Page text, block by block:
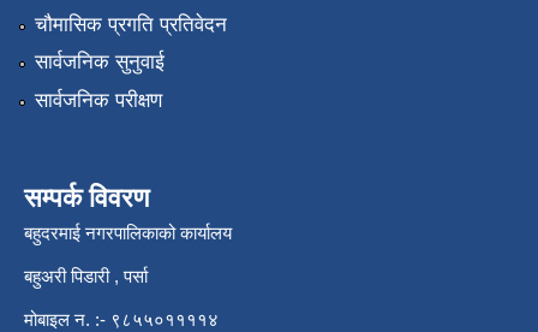
चौमासिक प्रगति प्रतिवेदन
सार्वजनिक सुनुवाई
सार्वजनिक परीक्षण
सम्पर्क विवरण
बहुदरमाई नगरपालिकाको कार्यालय
बहुअरी पिडारी , पर्सा
मोबाइल न. :- ९८५५०११११४